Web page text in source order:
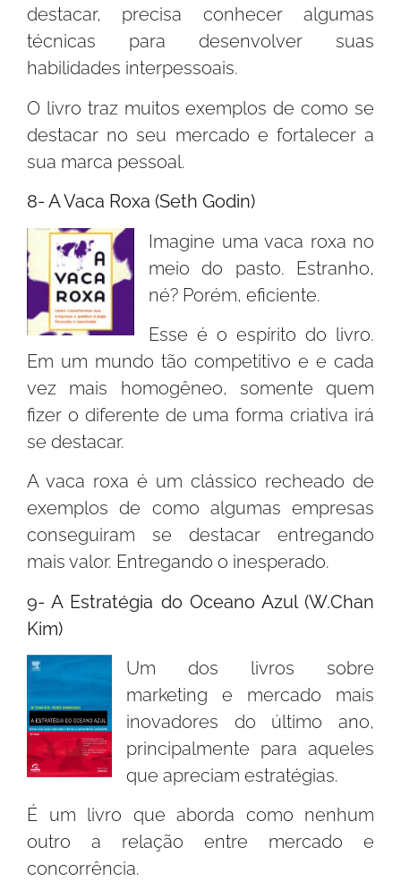
destacar, precisa conhecer algumas
técnicas para desenvolver suas
habilidades interpessoais.
O livro traz muitos exemplos de como se
destacar no seu mercado e fortalecer a
sua marca pessoal.
8- A Vaca Roxa (Seth Godin)
Imagine uma vaca roxa no
meio do pasto. Estranho,
né? Porém, eficiente.
Esse é o espírito do livro.
Em um mundo tão competitivo e e cada
vez mais homogêneo, somente quem
fizer o diferente de uma forma criativa irá
se destacar.
A vaca roxa é um clássico recheado de
exemplos de como algumas empresas
conseguiram se destacar entregando
mais valor. Entregando o inesperado.
9- A Estratégia do Oceano Azul (W.Chan
Kim)
Um dos livros sobre
marketing e mercado mais
inovadores do último ano,
principalmente para aqueles
que apreciam estratégias.
É um livro que aborda como nenhum
outro a relação entre mercado e
concorrência.